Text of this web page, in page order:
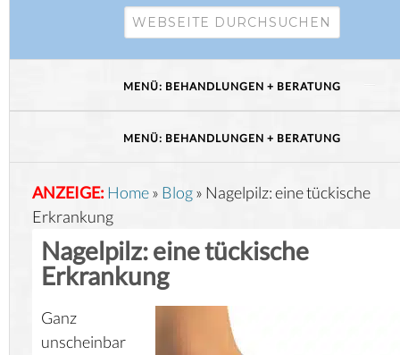
ANZEIGE: Home» Blog» Nagelpilz: eine tückische
Erkrankung
Nagelpilz: eine tückische
Erkrankung
Ganz
unscheinbar